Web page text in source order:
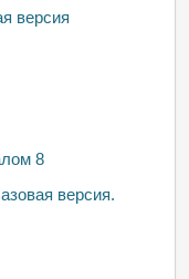
версия
8
версия.